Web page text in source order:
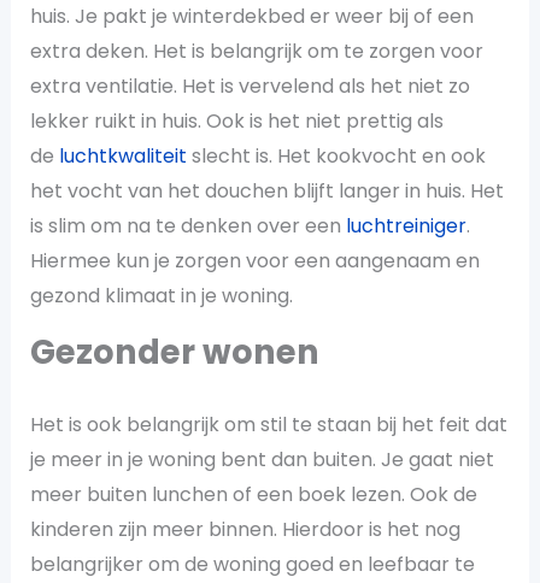
huis. Je pakt je winterdekbed er weer bij of een
extra deken. Het is belangrijk om te zorgen voor
extra ventilatie. Het is vervelend als het niet zo
lekker ruikt in huis. Ook is het niet prettig als
de luchtkwaliteit slecht is. Het kookvocht en ook
het vocht van het douchen blijft langer in huis. Het
is slim om na te denken over een luchtreiniger.
Hiermee kun je zorgen voor een aangenaam en
gezond klimaat in je woning.
Gezonder wonen
Het is ook belangrijk om stil te staan bij het feit dat
je meer in je woning bent dan buiten. Je gaat niet
meer buiten lunchen of een boek lezen. Ook de
kinderen zijn meer binnen. Hierdoor is het nog
belangrijker om de woning goed en leefbaar te